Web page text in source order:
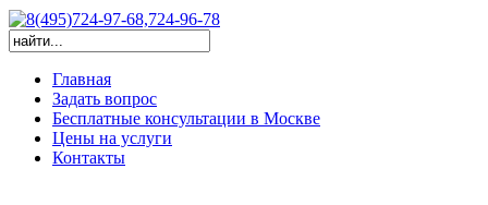
Главная
Задать вопрос
Бесплатные консультации в Москве
Цены на услуги
Контакты